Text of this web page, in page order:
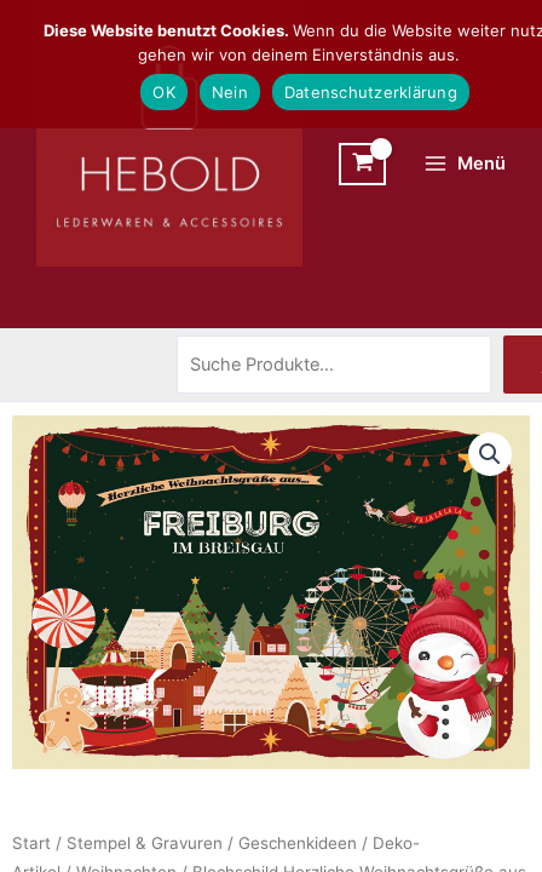
Inhalt
Menü
Start / Stempel & Gravuren / Geschenkideen / Deko-
Diese Website benutzt Cookies. Wenn du die Website weiter
gehen wir von deinem Einverständnis aus.
OK
Nein Datenschutzerklärung